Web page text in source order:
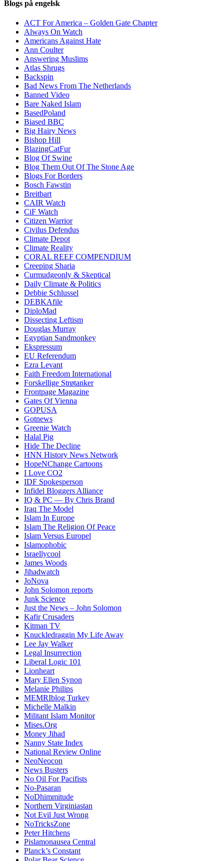
Blogs på engelsk
ACT For America – Golden Gate Chapter
Always On Watch
Americans Against Hate
Ann Coulter
Answering Muslims
Atlas Shrugs
Backspin
Bad News From The Netherlands
Banned Video
Bare Naked Islam
BasedPoland
Biased BBC
Big Hairy News
Bishop Hill
BlazingCatFur
Blog Of Swine
Blog Them Out Of The Stone Age
Blogs For Borders
Bosch Fawstin
Breitbart
CAIR Watch
CiF Watch
Citizen Warrior
Civilus Defendus
Climate Depot
Climate Reality
CORAL REEF COMPENDIUM
Creeping Sharia
Curmudgeonly & Skeptical
Daily Climate & Politics
Debbie Schlussel
DEBKAfile
DiploMad
Dissecting Leftism
Douglas Murray
Egyptian Sandmonkey
Ekspressum
EU Referendum
Ezra Levant
Faith Freedom International
Forskellige Strøtanker
Frontpage Magazine
Gates Of Vienna
GOPUSA
Gotnews
Greenie Watch
Halal Pig
Hide The Decline
HNN History News Network
HopeNChange Cartoons
I Love CO2
IDF Spokesperson
Infidel Bloggers Alliance
IQ & PC — By Chris Brand
Iraq The Model
Islam In Europe
Islam The Religion Of Peace
Islam Versus Europel
Islamophobic
Israellycool
James Woods
Jihadwatch
JoNova
John Solomon reports
Junk Science
Just the News – John Solomon
Kafir Crusaders
Kitman TV
Knuckledraggin My Life Away
Lee Jay Walker
Legal Insurrection
Liberal Logic 101
Lionheart
Mary Ellen Synon
Melanie Philips
MEMRIblog Turkey
Michelle Malkin
Militant Islam Monitor
Mises.Org
Money Jihad
Nanny State Index
National Review Online
NeoNeocon
News Busters
No Oil For Pacifists
No-Pasaran
NoDhimmitude
Northern Virginiastan
Not Evil Just Wrong
NoTricksZone
Peter Hitchens
Pislamonausea Central
Planck’s Constant